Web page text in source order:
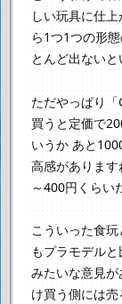
しい玩具に仕上
ら1つ1つの形
とんど出ないと
ただやっぱり「
買うと定価で
いうか あと
高感があります
～400円くらい
こういった食
もプラモデル
みたいな意見
け買う側には